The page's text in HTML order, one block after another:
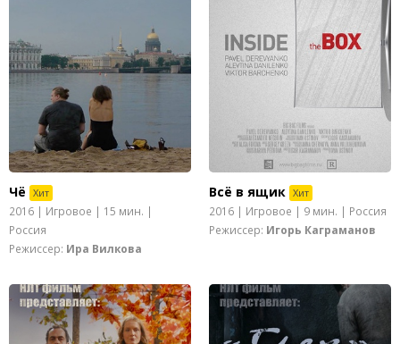
Чё Хит
2016 | Игровое | 15 мин. |
Россия
Режиссер: Ира Вилкова
Всё в ящик Хит
2016 | Игровое | 9 мин. | Россия
Режиссер: Игорь Каграманов